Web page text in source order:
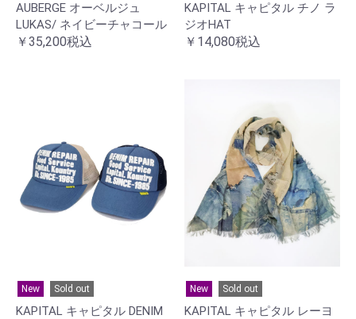
AUBERGE オーベルジュ
LUKAS/ ネイビーチャコール
￥35,200税込
KAPITAL キャピタル チノ ラ
ジオHAT
￥14,080税込
New Sold out
KAPITAL キャピタル DENIM
New Sold out
KAPITAL キャピタル レーヨ